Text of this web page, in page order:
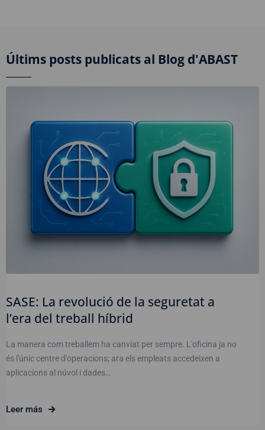
Últims posts publicats al Blog d'ABAST
SASE: La revolució de la seguretat a
l’era del treball híbrid
La manera com treballem ha canviat per sempre. L'oficina ja no
és l'únic centre d'operacions; ara els empleats accedeixen a
aplicacions al núvol i dades…
Leer más